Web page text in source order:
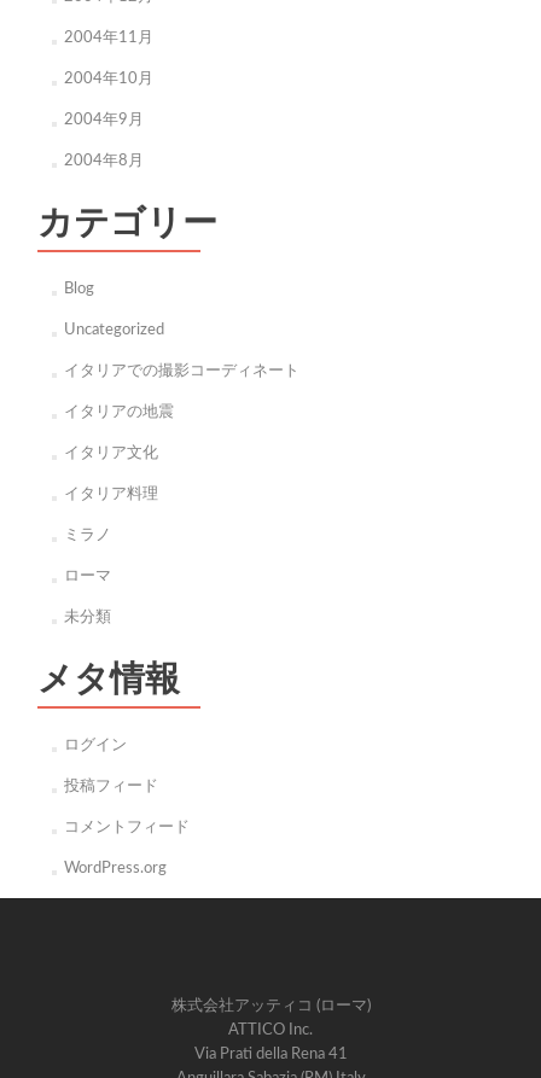
2004年11月
2004年10月
2004年9月
2004年8月
カテゴリー
Blog
Uncategorized
イタリアでの撮影コーディネート
イタリアの地震
イタリア文化
イタリア料理
ミラノ
ローマ
未分類
メタ情報
ログイン
投稿フィード
コメントフィード
WordPress.org
株式会社アッティコ (ローマ)
ATTICO Inc.
Via Prati della Rena 41